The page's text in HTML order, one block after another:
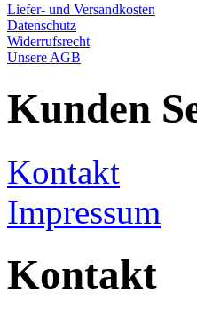
Liefer- und Versandkosten
Datenschutz
Widerrufsrecht
Unsere AGB
Kunden
Kontakt
Impressum
Kontakt